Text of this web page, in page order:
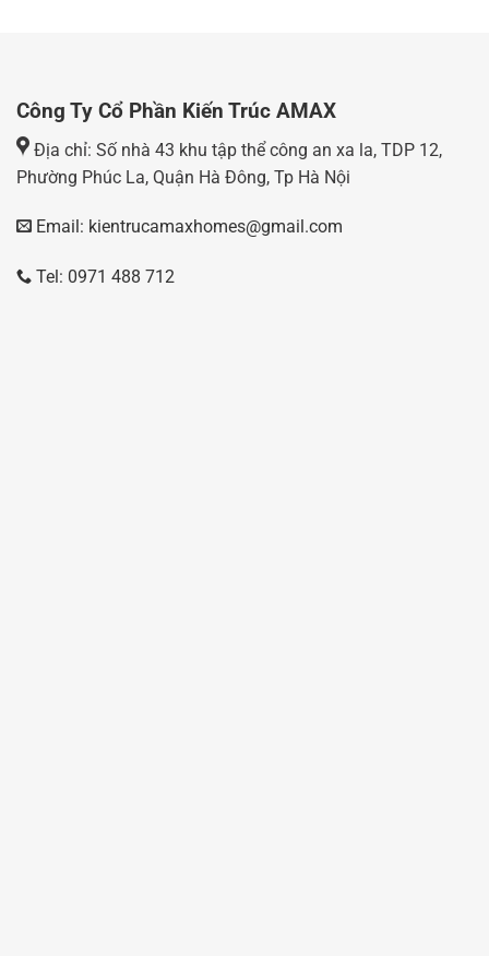
Công Ty Cổ Phần Kiến Trúc AMAX
Địa chỉ: Số nhà 43 khu tập thể công an xa la, TDP 12,
Phường Phúc La, Quận Hà Đông, Tp Hà Nội
Email: kientrucamaxhomes@gmail.com
Tel: 0971 488 712